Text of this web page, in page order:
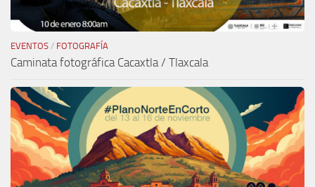
EVENTOS / FOTOGRAFÍA
Caminata fotográfica Cacaxtla / Tlaxcala